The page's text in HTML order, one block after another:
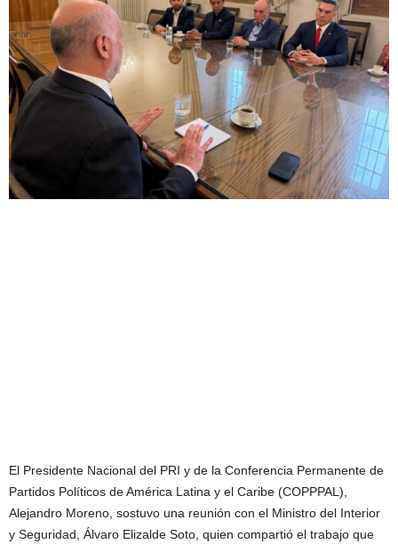
El Presidente Nacional del PRI y de la Conferencia Permanente de
Partidos Políticos de América Latina y el Caribe (COPPPAL),
Alejandro Moreno, sostuvo una reunión con el Ministro del Interior
y Seguridad, Álvaro Elizalde Soto, quien compartió el trabajo que